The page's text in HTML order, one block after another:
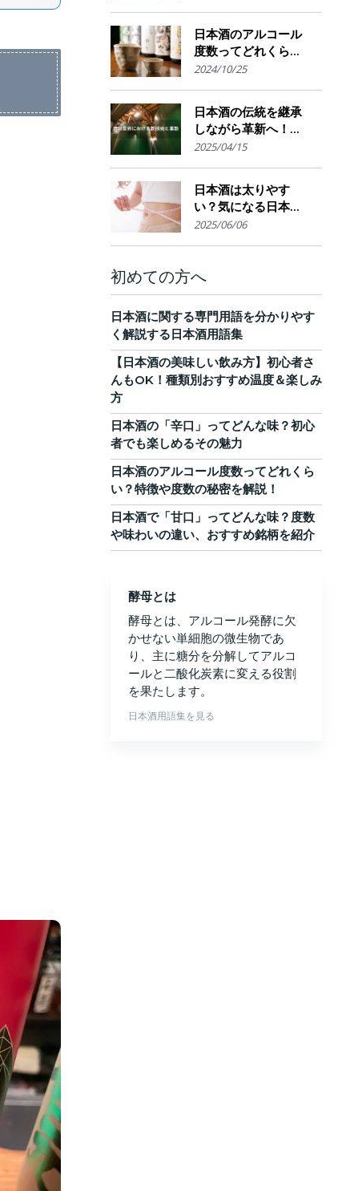
日本酒のアルコール
度数ってどれくら
い？特徴や度数の秘
2024/10/25
日本酒の伝統を継承
しながら革新へ！
AI・IoTが実現する革
の未来展望
2025/04/15
日本酒は太りやす
い？気になる日本酒
のカロリーと糖質。
2025/06/06
初めての方へ
日本酒に関する専門用語を分かりやす
く解説する日本酒用語集
【日本酒の美味しい飲み方】初心者さ
んもOK！種類別おすすめ温度＆楽しみ
方
日本酒の「辛口」ってどんな味？初心
者でも楽しめるその魅力
日本酒のアルコール度数ってどれくら
い？特徴や度数の秘密を解説！
日本酒で「甘口」ってどんな味？度数
や味わいの違い、おすすめ銘柄を紹介
酵母とは
酵母とは、アルコール発酵に欠
かせない単細胞の微生物であ
り、主に糖分を分解してアルコ
ールと二酸化炭素に変える役割
を果たします。
日本酒用語集を見る